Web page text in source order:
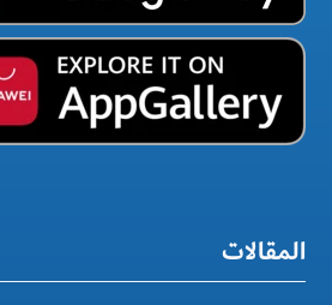
المقالات